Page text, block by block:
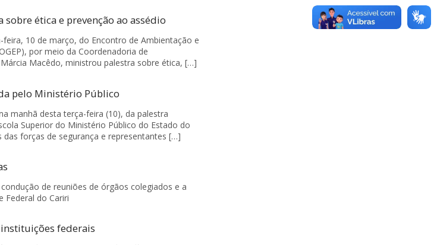
ética e prevenção ao assédio
10 de março, do Encontro de Ambientação e
por meio da Coordenadoria de
Macêdo, ministrou palestra sobre ética, […]
pelo Ministério Público
manhã desta terça-feira (10), da palestra
Superior do Ministério Público do Estado do
das forças de segurança e representantes […]
de reuniões de órgãos colegiados e a
Federal do Cariri
instituições federais